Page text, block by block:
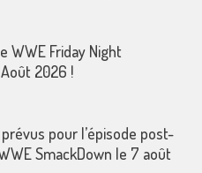
WWE Friday Night
2026 !
pour l’épisode post-
SmackDown le 7 août